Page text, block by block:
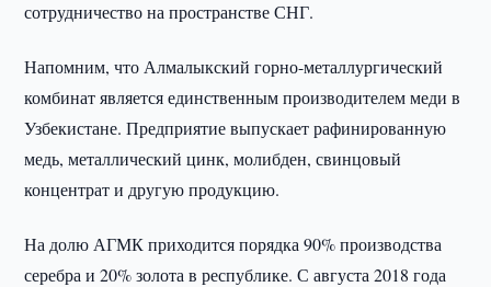
сотрудничество на пространстве СНГ.
Напомним, что Алмалыкский горно-металлургический
комбинат является единственным производителем меди в
Узбекистане. Предприятие выпускает рафинированную
медь, металлический цинк, молибден, свинцовый
концентрат и другую продукцию.
На долю АГМК приходится порядка 90% производства
серебра и 20% золота в республике. С августа 2018 года